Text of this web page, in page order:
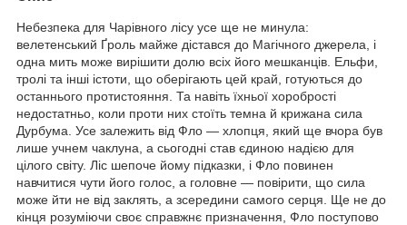
Небезпека для Чарівного лісу усе ще не минула:
велетенський Ґроль майже дістався до Магічного джерела, і
одна мить може вирішити долю всіх його мешканців. Ельфи,
тролі та інші істоти, що оберігають цей край, готуються до
останнього протистояння. Та навіть їхньої хоробрості
недостатньо, коли проти них стоїть темна й крижана сила
Дурбума. Усе залежить від Фло — хлопця, який ще вчора був
лише учнем чаклуна, а сьогодні став єдиною надією для
цілого світу. Ліс шепоче йому підказки, і Фло повинен
навчитися чути його голос, а головне — повірити, що сила
може йти не від заклять, а зсередини самого серця. Ще не до
кінця розуміючи своє справжнє призначення, Фло поступово